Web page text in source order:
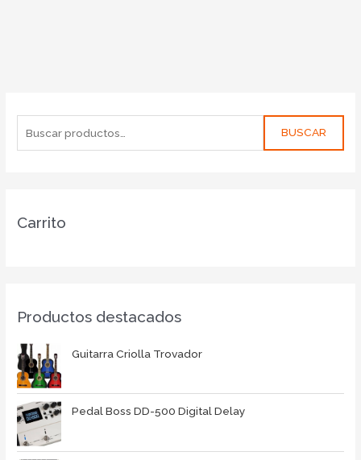
BUSCAR
Carrito
Productos destacados
Guitarra Criolla Trovador
Pedal Boss DD-500 Digital Delay